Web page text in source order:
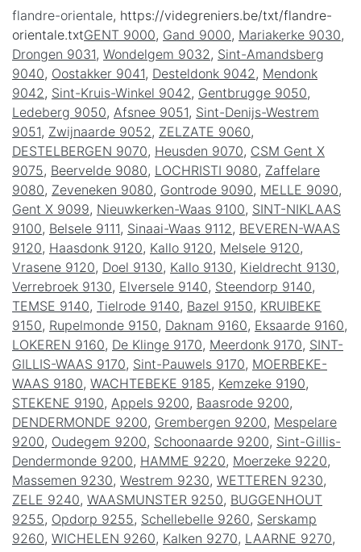
flandre-orientale, https://videgreniers.be/txt/flandre-
orientale.txtGENT 9000, Gand 9000, Mariakerke 9030,
Drongen 9031, Wondelgem 9032 , Sint-Amandsberg
9040, Oostakker 9041, Desteldonk 9042 , Mendonk
9042 , Sint-Kruis-Winkel 9042 , Gentbrugge 9050,
Ledeberg 9050, Afsnee 9051, Sint-Denijs-Westrem
9051, Zwijnaarde 9052 , ZELZATE 9060,
DESTELBERGEN 9070, Heusden 9070, CSM Gent X
9075, Beervelde 9080, LOCHRISTI 9080, Zaffelare
9080, Zeveneken 9080, Gontrode 9090, MELLE 9090,
Gent X 9099, Nieuwkerken-Waas 9100, SINT-NIKLAAS
9100, Belsele 9111, Sinaai-Waas 9112 , BEVEREN-WAAS
9120, Haasdonk 9120, Kallo 9120, Melsele 9120,
Vrasene 9120, Doel 9130, Kallo 9130, Kieldrecht 9130,
Verrebroek 9130, Elversele 9140, Steendorp 9140,
TEMSE 9140, Tielrode 9140, Bazel 9150, KRUIBEKE
9150, Rupelmonde 9150, Daknam 9160, Eksaarde 9160,
LOKEREN 9160, De Klinge 9170, Meerdonk 9170, SINT-
GILLIS-WAAS 9170, Sint-Pauwels 9170, MOERBEKE-
WAAS 9180, WACHTEBEKE 9185, Kemzeke 9190,
STEKENE 9190, Appels 9200, Baasrode 9200,
DENDERMONDE 9200, Grembergen 9200, Mespelare
9200, Oudegem 9200, Schoonaarde 9200, Sint-Gillis-
Dendermonde 9200, HAMME 9220, Moerzeke 9220,
Massemen 9230, Westrem 9230, WETTEREN 9230,
ZELE 9240, WAASMUNSTER 9250, BUGGENHOUT
9255, Opdorp 9255, Schellebelle 9260, Serskamp
9260, WICHELEN 9260, Kalken 9270, LAARNE 9270,